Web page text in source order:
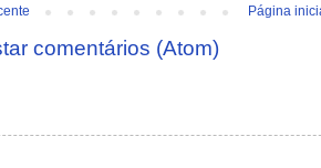
Página
comentários (Atom)